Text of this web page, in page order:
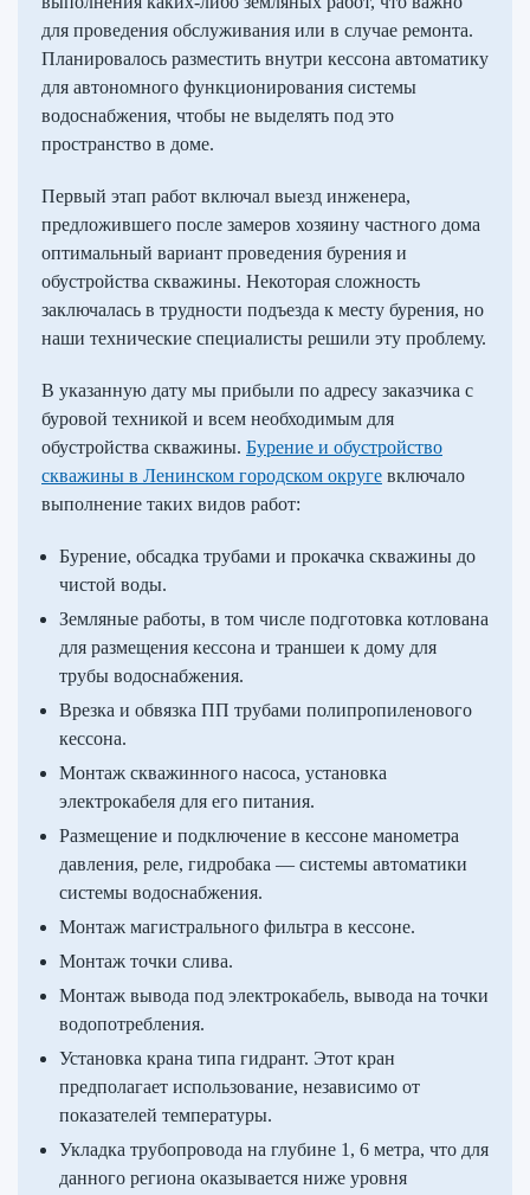
для проведения обслуживания или в случае ремонта.
Планировалось разместить внутри кессона автоматику
для автономного функционирования системы
водоснабжения, чтобы не выделять под это
пространство в доме.
Первый этап работ включал выезд инженера,
предложившего после замеров хозяину частного дома
оптимальный вариант проведения бурения и
обустройства скважины. Некоторая сложность
заключалась в трудности подъезда к месту бурения, но
наши технические специалисты решили эту проблему.
В указанную дату мы прибыли по адресу заказчика с
буровой техникой и всем необходимым для
обустройства скважины. Бурение и обустройство
скважины в Ленинском городском округе включало
выполнение таких видов работ:
Бурение, обсадка трубами и прокачка скважины до
чистой воды.
Земляные работы, в том числе подготовка котлована
для размещения кессона и траншеи к дому для
трубы водоснабжения.
Врезка и обвязка ПП трубами полипропиленового
кессона.
Монтаж скважинного насоса, установка
электрокабеля для его питания.
Размещение и подключение в кессоне манометра
давления, реле, гидробака — системы автоматики
системы водоснабжения.
Монтаж магистрального фильтра в кессоне.
Монтаж точки слива.
Монтаж вывода под электрокабель, вывода на точки
водопотребления.
Установка крана типа гидрант. Этот кран
предполагает использование, независимо от
показателей температуры.
Укладка трубопровода на глубине 1, 6 метра, что для
данного региона оказывается ниже уровня